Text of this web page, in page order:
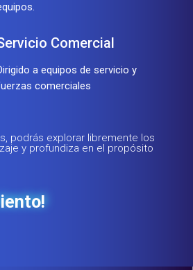
Comercial
a equipos de servicio y
comerciales
podrás explorar libremente los
y profundiza en el propósito